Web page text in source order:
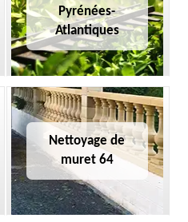
Pyrénées-
Atlantiques
Nettoyage de
muret 64